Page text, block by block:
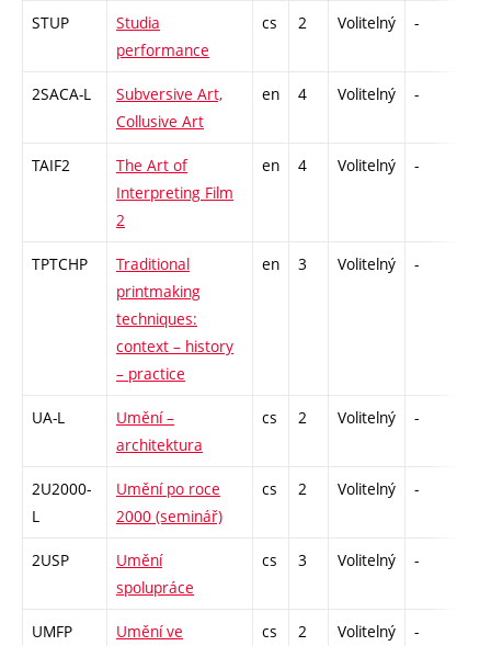
STUP
Studia
performance
cs 2 Volitelný -
2SACA-L
Subversive Art,
Collusive Art
en 4 Volitelný -
TAIF2
The Art of
Interpreting Film
2
en 4 Volitelný -
TPTCHP
Traditional
printmaking
techniques:
context – history
– practice
en 3 Volitelný -
UA-L
Umění –
architektura
cs 2 Volitelný -
2U2000-
L
Umění po roce
2000 (seminář)
cs 2 Volitelný -
2USP
Umění
spolupráce
cs 3 Volitelný -
UMFP
Umění ve
cs 2 Volitelný -